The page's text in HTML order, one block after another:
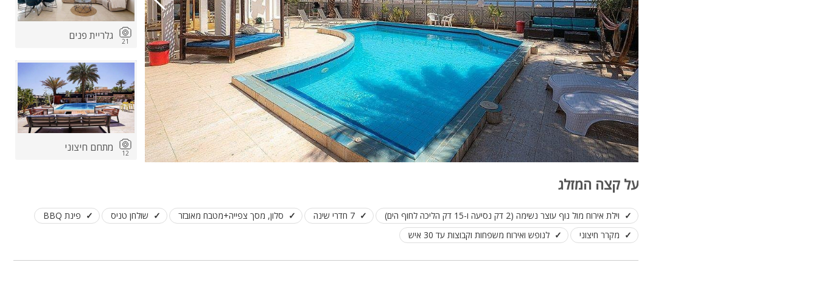
21 גלריית פנים
12 מתחם חיצוני
על קצה המזלג
וילת אירוח מול נוף עוצר נשימה (2 דק נסיעה ו-15 דק הליכה לחוף הים) 7 חדרי שינה סלון, מסך צפייה+מטבח מאובזר שולחן טניס
פינת BBQ
מקרר חיצוני
לנופש ואירוח משפחות וקבוצות עד 30 איש